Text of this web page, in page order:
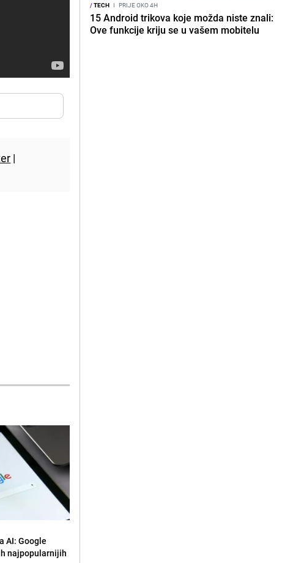
|
AI: Google
najpopularnijih
/TECH I PRIJE OKO 4H
15 Android trikova koje možda niste znali:
Ove funkcije kriju se u vašem mobitelu